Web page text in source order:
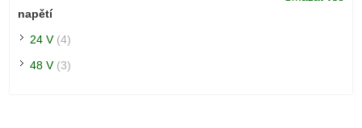
napětí
24 V (4)
48 V(3)